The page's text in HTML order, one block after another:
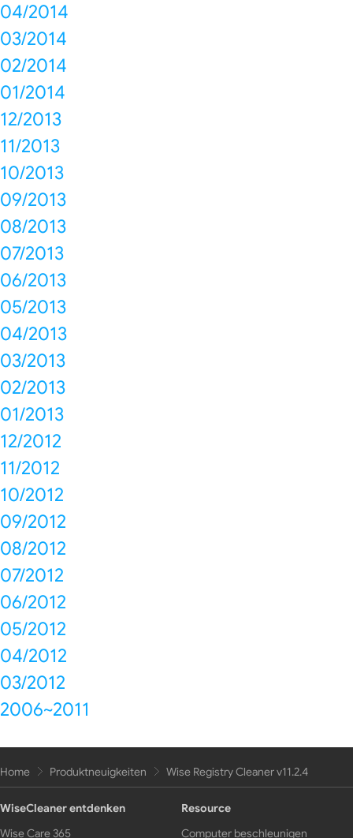
04/2014
03/2014
02/2014
01/2014
12/2013
11/2013
10/2013
09/2013
08/2013
07/2013
06/2013
05/2013
04/2013
03/2013
02/2013
01/2013
12/2012
11/2012
10/2012
09/2012
08/2012
07/2012
06/2012
05/2012
04/2012
03/2012
2006~2011
Home Produktneuigkeiten Wise Registry Cleaner v11.2.4
WiseCleaner entdenken
Wise Care 365
Resource
Computer beschleunigen